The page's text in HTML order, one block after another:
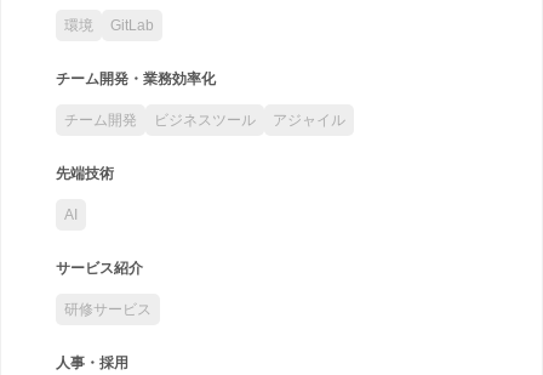
環境 GitLab
チーム開発・業務効率化
チーム開発 ビジネスツール アジャイル
先端技術
AI
サービス紹介
研修サービス
人事・採用